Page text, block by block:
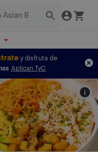
y disfruta de
Aplican TyC